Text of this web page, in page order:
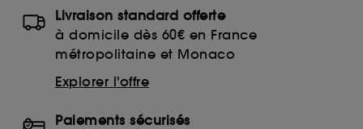
Livraison standard offerte
à domicile dès 60€ en France
métropolitaine et Monaco
Explorer l'offre
Paiements sécurisés